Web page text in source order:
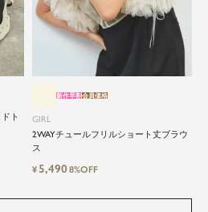
ト
GIRL
2WAYチュールフリルショート丈ブラウ
ス
新作早割会員価格
¥5,4908%OFF